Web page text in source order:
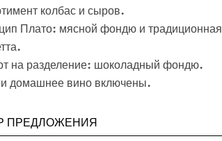
колбас и сыров.
Плато: мясной фондю и традиционная
на разделение: шоколадный фондю.
домашнее вино включены.
ПРЕДЛОЖЕНИЯ